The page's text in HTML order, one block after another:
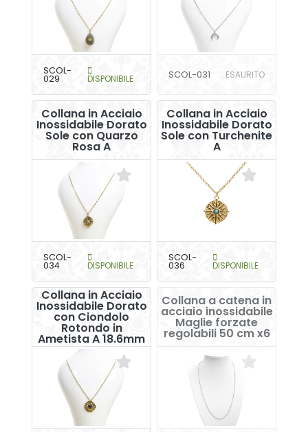
SCOL-
029 DISPONIBILE SCOL-031 ESAURITO
Collana in Acciaio
Inossidabile Dorato
Sole con Quarzo
Rosa A
SCOL-
034 DISPONIBILE
Collana in Acciaio
Inossidabile Dorato
Sole con Turchenite
A
SCOL-
036 DISPONIBILE
Collana in Acciaio
Inossidabile Dorato
con Ciondolo
Rotondo in
Ametista A 18.6mm
Collana a catena in
acciaio inossidabile
Maglie forzate
regolabili 50 cm x6